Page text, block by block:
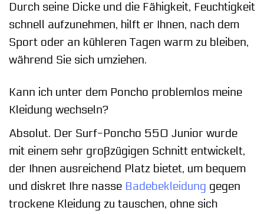
Durch seine Dicke und die Fähigkeit, Feuchtigkeit
schnell aufzunehmen, hilft er Ihnen, nach dem
Sport oder an kühleren Tagen warm zu bleiben,
während Sie sich umziehen.
Kann ich unter dem Poncho problemlos meine
Kleidung wechseln?
Absolut. Der Surf-Poncho 550 Junior wurde
mit einem sehr großzügigen Schnitt entwickelt,
der Ihnen ausreichend Platz bietet, um bequem
und diskret Ihre nasse Badebekleidung gegen
trockene Kleidung zu tauschen, ohne sich